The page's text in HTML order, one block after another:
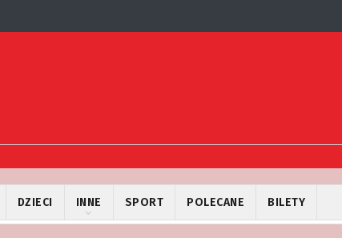
DZIECI INNE SPORT POLECANE BILETY